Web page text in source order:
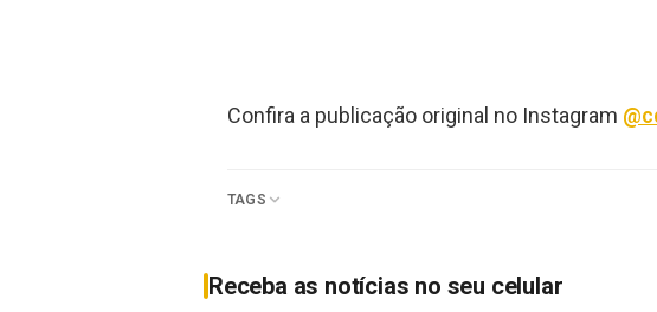
Confira a publicação original no Instagram
TAGS
Receba as notícias no seu celular